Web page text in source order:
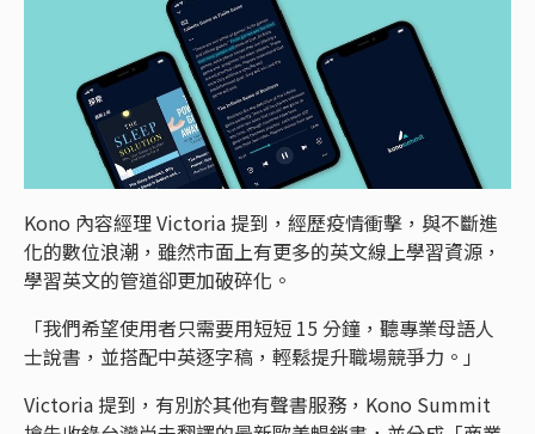
Kono 內容經理 Victoria 提到，經歷疫情衝擊，與不斷進
化的數位浪潮，雖然市面上有更多的英文線上學習資源，
學習英文的管道卻更加破碎化。
「我們希望使用者只需要用短短 15 分鐘，聽專業母語人
士說書，並搭配中英逐字稿，輕鬆提升職場競爭力。」
Victoria 提到，有別於其他有聲書服務，Kono Summit